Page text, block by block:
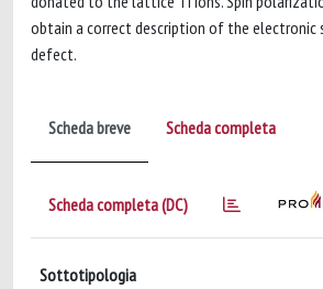
obtain a correct description of the
defect.
Scheda breve Scheda completa
Scheda completa (DC)
Sottotipologia